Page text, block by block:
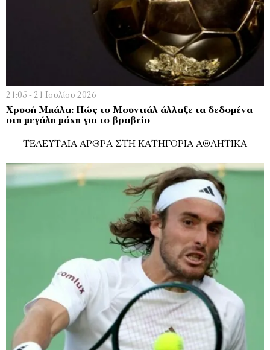
21:05 - 21 Ιουλίου 2026
Χρυσή Μπάλα: Πώς το Μουντιάλ άλλαξε τα δεδομένα
στη μεγάλη μάχη για το βραβείο
ΤΕΛΕΥΤΑΊΑ ΆΡΘΡΑ ΣΤΗ ΚΑΤΗΓΟΡΊΑ ΑΘΛΗΤΙΚΆ